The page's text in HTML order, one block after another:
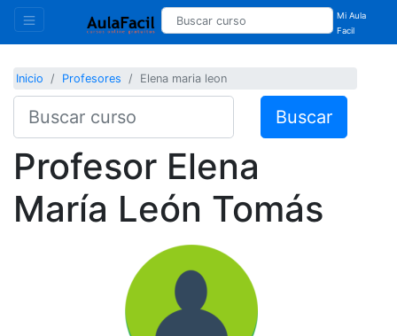
Mi Aula
Facil
Inicio Profesores Elena maria leon
Buscar
Profesor Elena
María León Tomás